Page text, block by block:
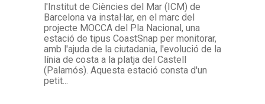
l'Institut de Ciències del Mar (ICM) de
Barcelona va instal·lar, en el marc del
projecte MOCCA del Pla Nacional, una
estació de tipus CoastSnap per monitorar,
amb l'ajuda de la ciutadania, l'evolució de la
línia de costa a la platja del Castell
(Palamós). Aquesta estació consta d'un
petit...